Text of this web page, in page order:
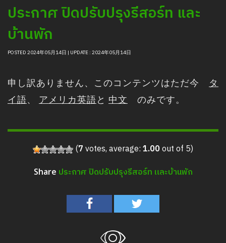
ประกาศ ปิดปรับปรุงรีสอร์ท และ
บ้านพัก
POSTED 2024年05月14日 | UPDATE : 2024年05月14日
申し訳ありません、このコンテンツはただ今 タ
イ語、 アメリカ英語と 中文 のみです。
(7votes, average:1.00out of 5)
Share ประกาศ ปิดปรับปรุงรีสอร์ท และบ้านพัก